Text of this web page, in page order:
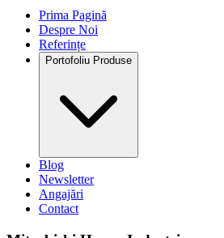
Prima Pagină
Despre Noi
Referințe
Portofoliu Produse
Blog
Newsletter
Angajări
Contact